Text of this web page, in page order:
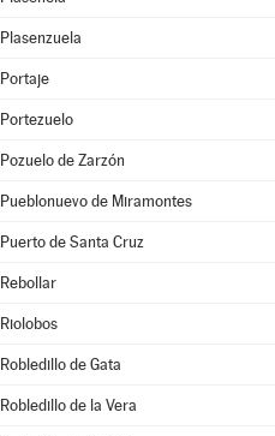
Plasenzuela
Portaje
Portezuelo
Pozuelo de Zarzón
Pueblonuevo de Miramontes
Puerto de Santa Cruz
Rebollar
Riolobos
Robledillo de Gata
Robledillo de la Vera